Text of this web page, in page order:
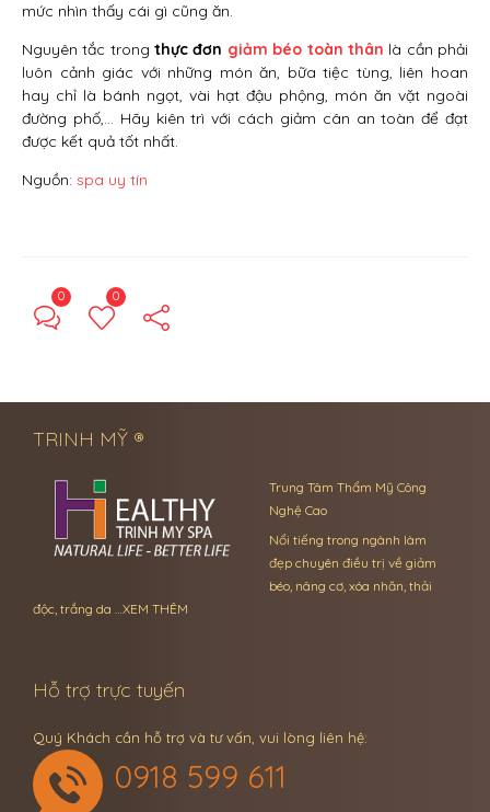
mức nhìn thấy cái gì cũng ăn.
Nguyên tắc trongthực đơn giảm béo toàn thân là cần phải
luôn cảnh giác với những món ăn, bữa tiệc tùng, liên hoan
hay chỉ là bánh ngọt, vài hạt đậu phộng, món ăn vặt ngoài
đường phố,… Hãy kiên trì với cách giảm cân an toàn để đạt
được kết quả tốt nhất.
Nguồn: spa uy tín
0 0
TRINH MỸ ®
Trung Tâm Thẩm Mỹ Công
Nghệ Cao
Nổi tiếng trong ngành làm
đẹp chuyên điều trị về giảm
béo, nâng cơ, xóa nhăn, thải
độc, trắng da …XEM THÊM
Hỗ trợ trực tuyến
Quý Khách cần hỗ trợ và tư vấn, vui lòng liên hệ:
0918 599 611